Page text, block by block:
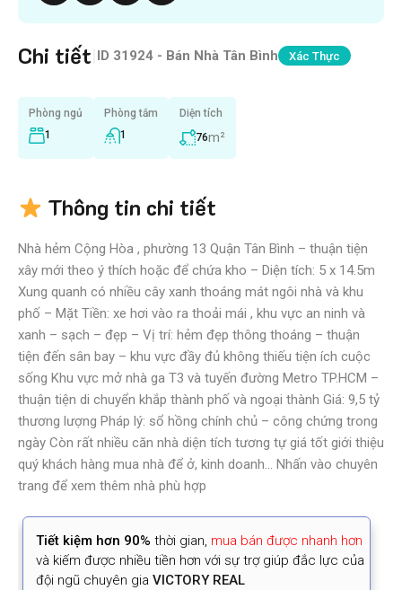
Chi tiết ID 31924 - Bán Nhà Tân Bình Xác Thực
Phòng ngủ
1
Phòng tắm
1
Diện tích
76m²
Thông tin chi tiết
Nhà hẻm Cộng Hòa , phường 13 Quận Tân Bình – thuận tiện
xây mới theo ý thích hoặc để chứa kho – Diện tích: 5 x 14.5m
Xung quanh có nhiều cây xanh thoáng mát ngôi nhà và khu
phố – Mặt Tiền: xe hơi vào ra thoải mái , khu vực an ninh và
xanh – sạch – đẹp – Vị trí: hẻm đẹp thông thoáng – thuận
tiện đến sân bay – khu vực đầy đủ không thiếu tiện ích cuộc
sống Khu vực mở nhà ga T3 và tuyến đường Metro TP.HCM –
thuận tiện di chuyển khắp thành phố và ngoại thành Giá: 9,5 tỷ
thương lượng Pháp lý: sổ hồng chính chủ – công chứng trong
ngày Còn rất nhiều căn nhà diện tích tương tự giá tốt giới thiệu
quý khách hàng mua nhà để ở, kinh doanh… Nhấn vào chuyên
trang để xem thêm nhà phù hợp
Tiết kiệm hơn 90% thời gian, mua bán được nhanh hơn
và kiếm được nhiều tiền hơn với sự trợ giúp đắc lực của
đội ngũ chuyên gia VICTORY REAL